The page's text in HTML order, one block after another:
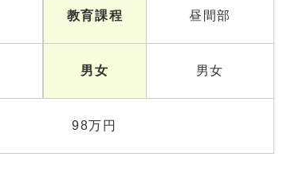
教育課程 昼間部
男女 男女
98万円